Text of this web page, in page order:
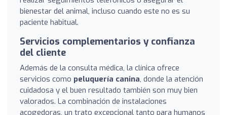
bienestar del animal, incluso cuando este no es su
paciente habitual.
Servicios complementarios y confianza
del cliente
Además de la consulta médica, la clínica ofrece
servicios como peluquería canina, donde la atención
cuidadosa y el buen resultado también son muy bien
valorados. La combinación de instalaciones
acogedoras, un trato excepcional tanto para humanos